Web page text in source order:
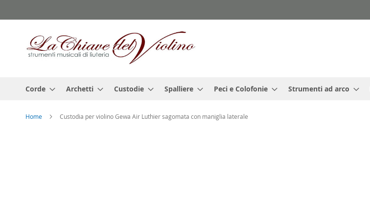
al
Corde Archetti Custodie Spalliere Peci e Colofonie Strumenti ad arco
Home Custodia per violino Gewa Air Luthier sagomata con maniglia laterale